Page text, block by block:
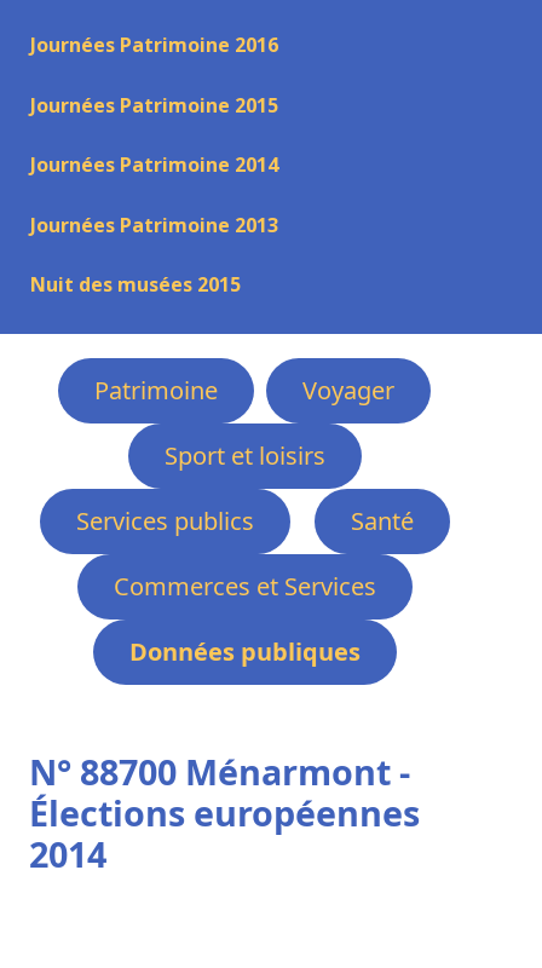
Journées Patrimoine 2016
Journées Patrimoine 2015
Journées Patrimoine 2014
Journées Patrimoine 2013
Nuit des musées 2015
Patrimoine
Voyager
Sport et loisirs
Services publics
Santé
Commerces et Services
Données publiques
N° 88700 Ménarmont -
Élections européennes
2014